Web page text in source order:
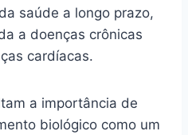
saúde a longo prazo,
a doenças crônicas
cardíacas.
a importância de
biológico como um